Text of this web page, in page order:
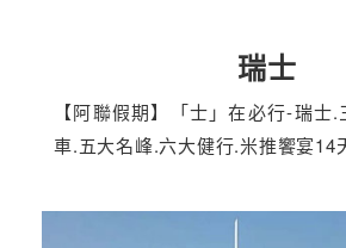
瑞士
【阿聯假期】「士」在必行-瑞士
車.五大名峰.六大健行.米推饗宴14